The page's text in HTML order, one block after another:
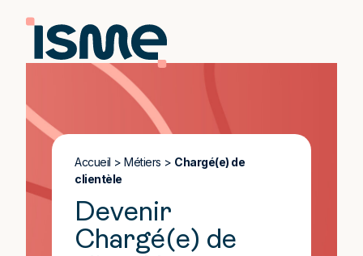
Accueil > Métiers > Chargé(e) de
clientèle
Devenir
Chargé(e) de